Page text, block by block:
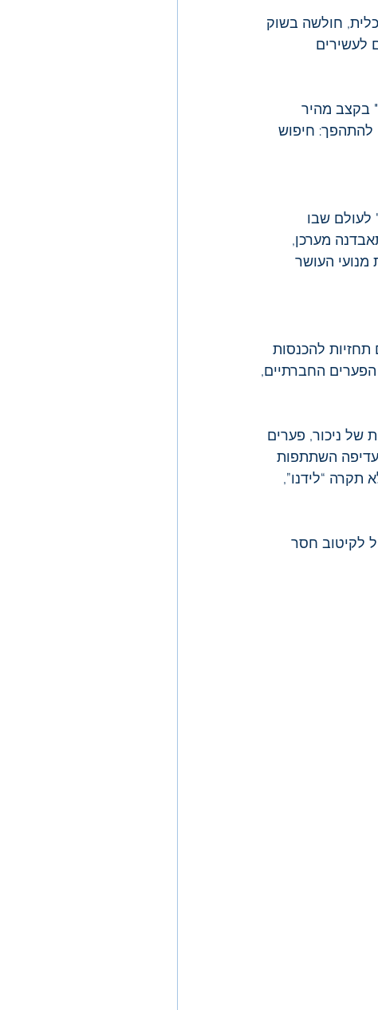
חולשה בשוק
לעשירים
בקצב מהיר
להתהפך: חיפוש
לעולם שבו
מערכן,
מנועי העושר
להכנסות
החברתיים,
של ניכור, פערים
עדיפה השתתפות
“לידנו”,
לקיטוב חסר